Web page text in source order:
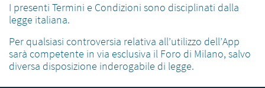
I presenti Termini e Condizioni sono disciplinati dalla
legge italiana.
Per qualsiasi controversia relativa all’utilizzo dell’App
sarà competente in via esclusiva il Foro di Milano, salvo
diversa disposizione inderogabile di legge.